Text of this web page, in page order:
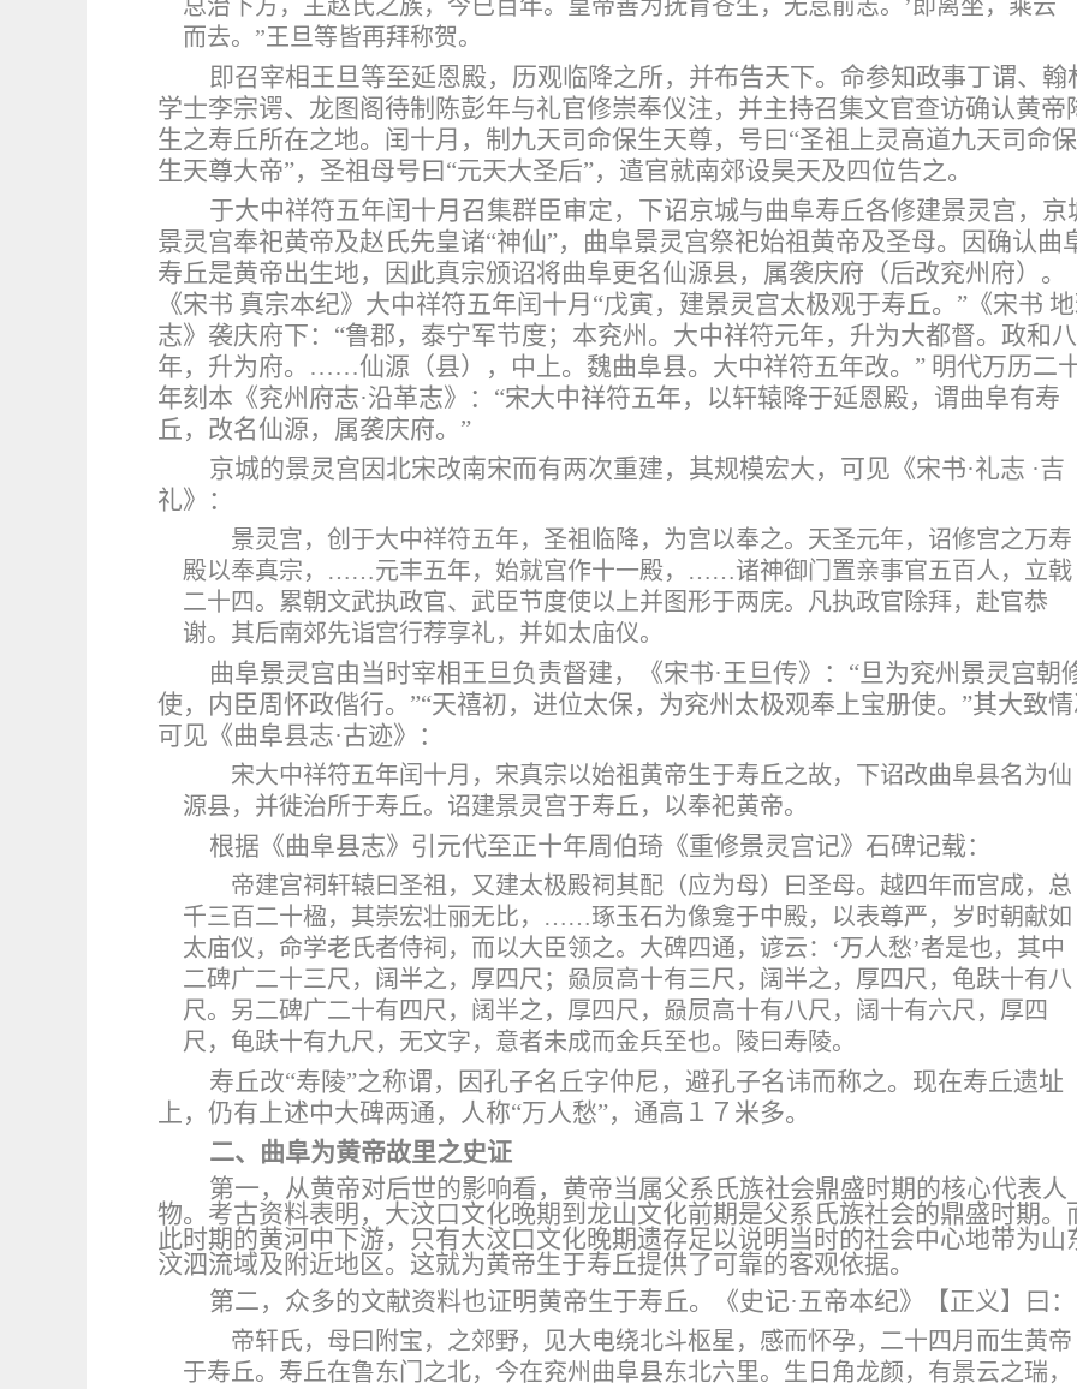
总治下方，主赵氏之族，今已百年。皇帝善为抚育苍生，无怠前志。’即离坐，乘云
而去。”王旦等皆再拜称贺。
即召宰相王 旦等至延恩殿，历观临降之所，并布告天下。 命参知政事丁谓、翰
学士李宗谔、龙图阁待制陈彭年与礼官修崇奉仪注，并主持召集文官查访确认黄帝
生之寿丘所在之地。闰十月，制九天司命保生天尊， 号曰“圣祖上灵高道九天司命保
生天尊大帝”，圣祖母号曰“元天大圣后”，遣官就南郊设昊天及四位告之。
于大中祥符五年闰十月 召集群臣审定，下诏京城与曲阜寿丘各修建景灵宫，京
景灵宫奉祀黄帝及赵氏先皇诸“神仙”，曲阜景灵宫祭祀始祖黄帝及圣母。因确认曲
寿丘是黄帝出生地，因此真宗颁诏将曲阜更名仙源县，属袭庆府（后改兖州府）。
《宋书 真宗本纪》大中祥符五年闰十月“戊寅，建景灵宫太极观于寿丘。”《宋书
志》袭庆府下：“鲁郡，泰宁军节度；本兖州。大中祥符元年，升为大都督。政和八
年，升为府。……仙源（县），中上。魏曲阜县。大中祥符五年改。” 明代万历二
年刻本《兖州府志·沿革志》：“宋大中祥符五年，以轩辕降于延恩殿，谓曲阜有寿
丘，改名仙源，属袭庆府。”
京城的景灵宫因北宋改南宋而有两次重建，其规模宏大，可见《宋书·礼志 ·吉
礼》：
景灵宫，创于大中祥符五年，圣祖临降，为宫以奉之。天圣元年，诏修宫之万寿
殿以奉真宗， ……元丰五年，始就宫作十一殿，……诸神御门置亲事官五百人，立戟
二十四。累朝文武执政官、武臣节度使以上并图形于两庑。凡执政官除拜，赴官恭
谢。其后南郊先诣宫行荐享礼，并如太庙仪。
曲阜景灵宫由当时宰相王旦负责督建，《宋书·王旦传》：“旦为兖州景灵宫朝
使，内臣周怀政偕行。”“天禧初，进位太保，为兖州太极观奉上宝册使。”其大致
可见《曲阜县志·古迹》：
宋大中祥符五年闰十月，宋真宗以始祖黄帝生于寿丘之故，下诏改曲阜县名为仙
源县，并徙治所于寿丘。诏建景灵宫于寿丘，以奉祀黄帝。
根据《曲阜县志》引元代至正十年周伯琦《重修景灵宫记》石碑记载：
帝建宫祠轩辕曰圣祖，又建太极殿祠其配（应为母）曰圣母。越四年而宫成，总
千三百二十楹，其崇宏壮丽无比， ……琢玉石为像龛于中殿，以表尊严，岁时朝献如
太庙仪，命学老氏者侍祠，而以大臣领之。大碑四通，谚云：‘万人愁’者是也，其中
二碑广二十三尺，阔半之，厚四尺；赑屃高十有三尺，阔半之，厚四尺，龟趺十有八
尺。另二碑广二十有四尺，阔半之，厚四尺，赑屃高十有八尺，阔十有六尺，厚四
尺，龟趺十有九尺，无文字，意者未成而金兵至也。陵曰寿陵。
寿丘改“寿陵”之称谓，因孔子名丘字仲尼，避孔子名讳而称之。现在寿丘遗址
上，仍有上述中大碑两通，人称“万人愁”，通高１７米多。
二、曲阜为黄帝故里之史证
第一，从黄帝对后世的影响看，黄帝当属父系氏族社会鼎盛时期的核心代表人
物。考古资料表明，大汶口文化晚期到龙山文化前期是父系氏族社会的鼎盛时期。
此时期的黄河中下游，只有大汶口文化晚期遗存足以说明当时的社会中心地带为山
汶泗流域及附近地区。这就为黄帝生于寿丘提供了可靠的客观依据。
第二，众多的文献资料也证明黄帝生于寿丘。《史记·五帝本纪》 【正义】 曰：
帝轩氏，母曰附宝，之郊野，见大电绕北斗枢星，感而怀孕，二十四月而生黄帝
于寿丘。寿丘在鲁东门之北，今在兖州曲阜县东北六里。生日角龙颜，有景云之瑞，